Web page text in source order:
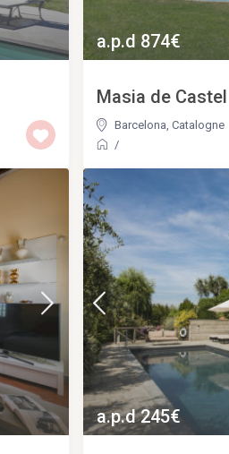
a.p.d 874€
Masia de Castel
Barcelona Catalogne
/
a.p.d 245€